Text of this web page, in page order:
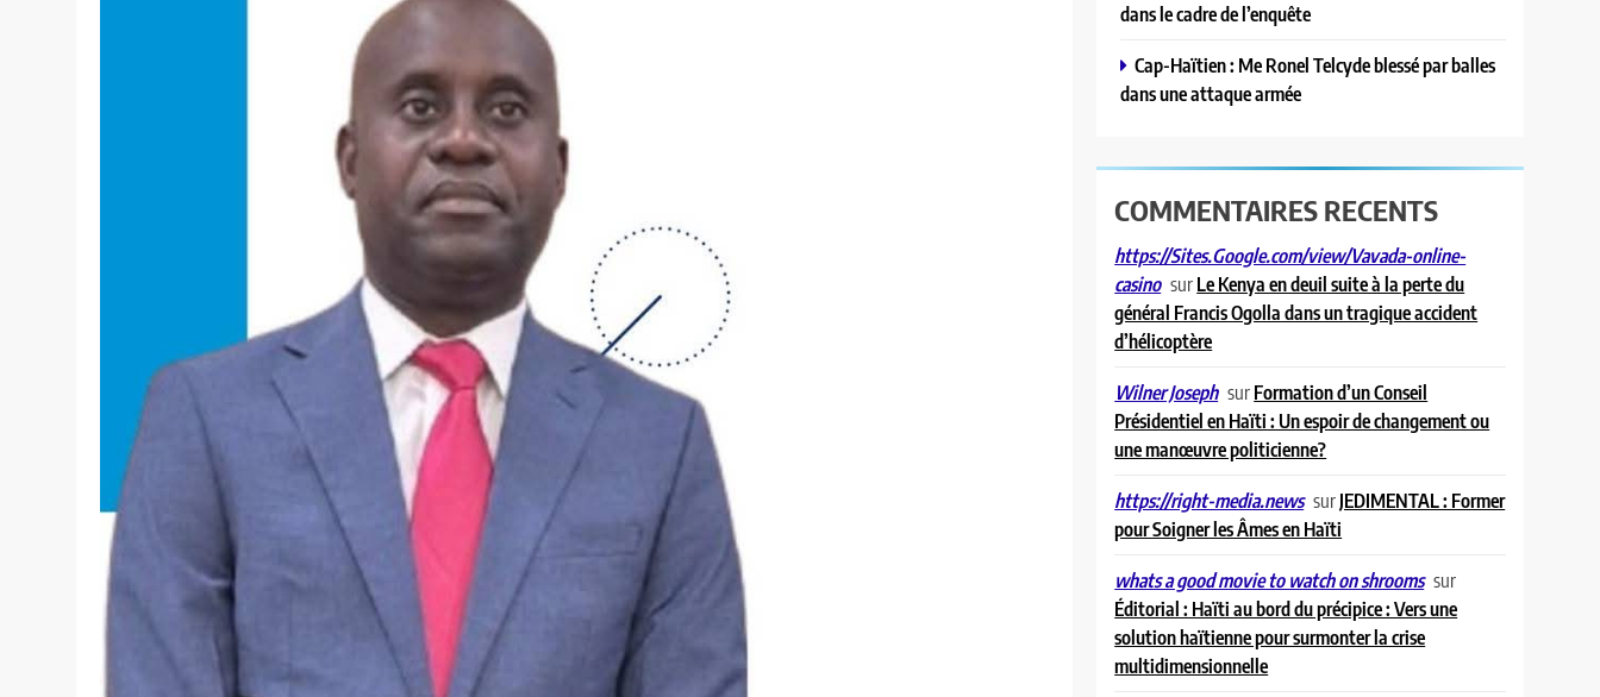
dans le cadre de l’enquête
Cap-Haïtien : Me Ronel Telcyde blessé par balles
dans une attaque armée
COMMENTAIRES RECENTS
https://Sites.Google.com/view/Vavada-online-
casino surLe Kenya en deuil suite à la perte du
général Francis Ogolla dans un tragique accident
d’hélicoptère
Wilner Joseph surFormation d’un Conseil
Présidentiel en Haïti : Un espoir de changement ou
une manœuvre politicienne?
https://right-media.news surJEDIMENTAL : Former
pour Soigner les Âmes en Haïti
whats a good movie to watch on shrooms sur
Éditorial : Haïti au bord du précipice : Vers une
solution haïtienne pour surmonter la crise
multidimensionnelle